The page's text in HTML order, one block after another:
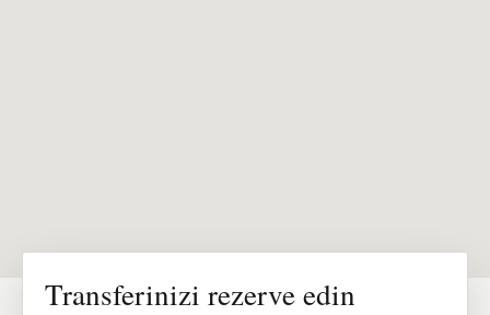
Transferinizi rezerve edin